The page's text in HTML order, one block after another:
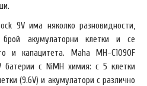
9V има няколко разновидности,
акумулаторни клетки и се
и капацитета. Maha MH-C1090F
с NiMH химия: с 5 клетки
(9.6V) и акумулатори с различно